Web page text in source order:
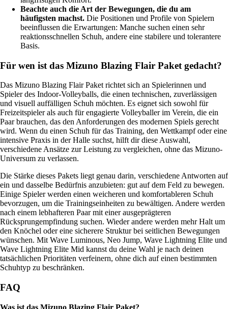
Beachte auch die Art der Bewegungen, die du am
häufigsten machst. Die Positionen und Profile von Spielern
beeinflussen die Erwartungen: Manche suchen einen sehr
reaktionsschnellen Schuh, andere eine stabilere und tolerantere
Basis.
Für wen ist das Mizuno Blazing Flair Paket gedacht?
Das Mizuno Blazing Flair Paket richtet sich an Spielerinnen und
Spieler des Indoor-Volleyballs, die einen technischen, zuverlässigen
und visuell auffälligen Schuh möchten. Es eignet sich sowohl für
Freizeitspieler als auch für engagierte Volleyballer im Verein, die ein
Paar brauchen, das den Anforderungen des modernen Spiels gerecht
wird. Wenn du einen Schuh für das Training, den Wettkampf oder eine
intensive Praxis in der Halle suchst, hilft dir diese Auswahl,
verschiedene Ansätze zur Leistung zu vergleichen, ohne das Mizuno-
Universum zu verlassen.
Die Stärke dieses Pakets liegt genau darin, verschiedene Antworten auf
ein und dasselbe Bedürfnis anzubieten: gut auf dem Feld zu bewegen.
Einige Spieler werden einen weicheren und komfortableren Schuh
bevorzugen, um die Trainingseinheiten zu bewältigen. Andere werden
nach einem lebhafteren Paar mit einer ausgeprägteren
Rücksprungempfindung suchen. Wieder andere werden mehr Halt um
den Knöchel oder eine sicherere Struktur bei seitlichen Bewegungen
wünschen. Mit Wave Luminous, Neo Jump, Wave Lightning Elite und
Wave Lightning Elite Mid kannst du deine Wahl je nach deinen
tatsächlichen Prioritäten verfeinern, ohne dich auf einen bestimmten
Schuhtyp zu beschränken.
FAQ
Was ist das Mizuno Blazing Flair Paket?